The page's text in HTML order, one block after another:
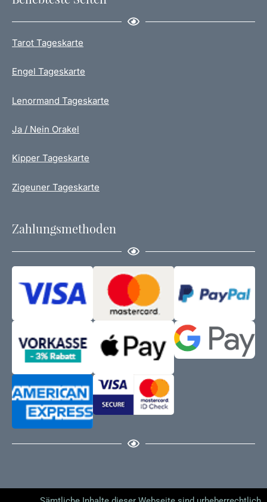
Tarot Tageskarte
Engel Tageskarte
Lenormand Tageskarte
Ja / Nein Orakel
Kipper Tageskarte
Zigeuner Tageskarte
Zahlungsmethoden